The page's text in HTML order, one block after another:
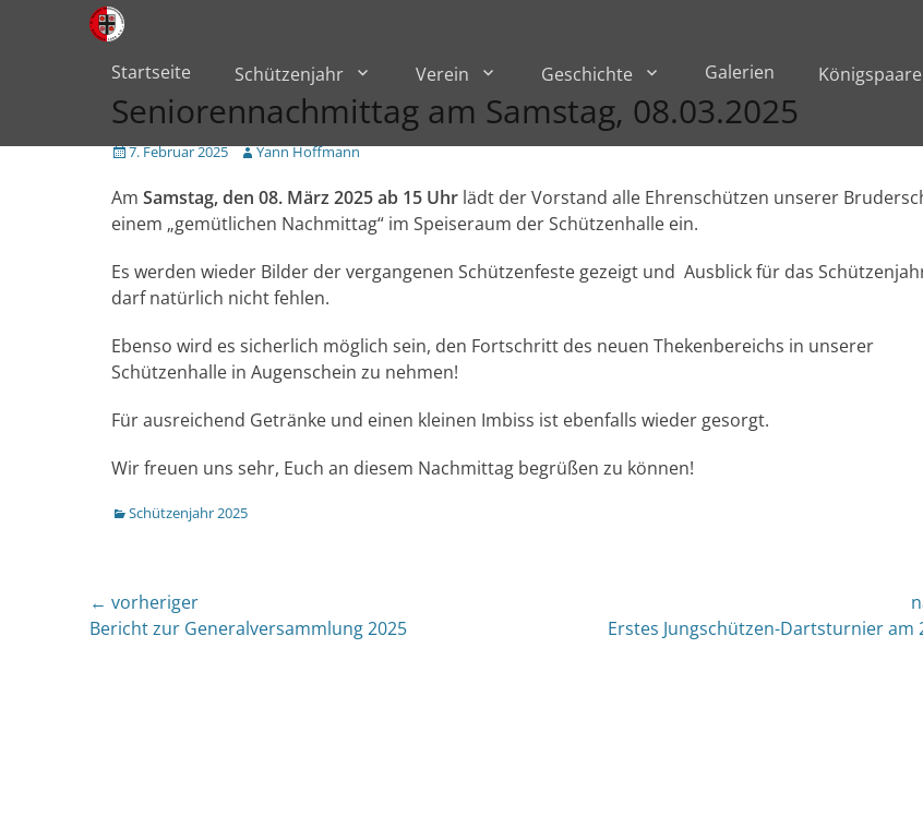
zum
Inhalt
überspringen
Primärmenü
Startseite Schützenjahr Verein Geschichte Galerien Königspaare
Seniorennachmittag am Samstag, 08.03.2025
Veröffentlicht
7. Februar 2025 Author
Yann Hoffmann
Am Samstag, den 08. März 2025 ab 15 Uhr lädt der Vorstand alle Ehrenschützen unserer
einem „gemütlichen Nachmittag“ im Speiseraum der Schützenhalle ein.
Es werden wieder Bilder der vergangenen Schützenfeste gezeigt und Ausblick für das
darf natürlich nicht fehlen.
Ebenso wird es sicherlich möglich sein, den Fortschritt des neuen Thekenbereichs in unserer
Schützenhalle in Augenschein zu nehmen!
Für ausreichend Getränke und einen kleinen Imbiss ist ebenfalls wieder gesorgt.
Wir freuen uns sehr, Euch an diesem Nachmittag begrüßen zu können!
Kategorien
Schützenjahr 2025
Beitragsnavigation
← vorheriger
Vorheriger
Bericht zur Generalversammlung 2025
nächsterErstes Jungschützen-Dartsturnier am